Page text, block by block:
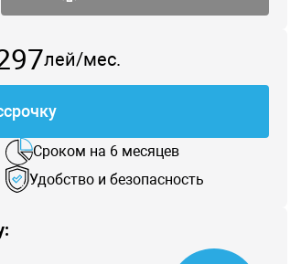
лей/мес.
Сроком на 6 месяцев
Удобство и безопасность